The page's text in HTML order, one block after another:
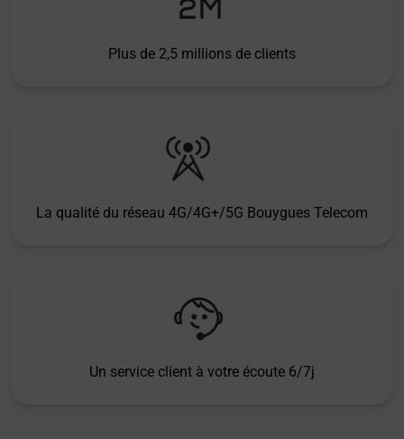
Plus de 2,5 millions de clients
La qualité du réseau 4G/4G+/5G Bouygues Telecom
Un service client à votre écoute 6/7j